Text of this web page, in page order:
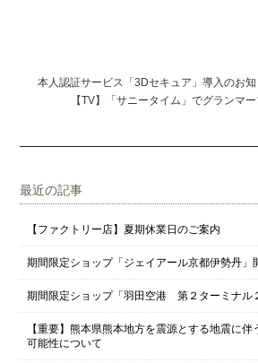
最近の記事
【ファクトリー店】夏期休業日のご案内
期間限定ショップ「ジェイアール京都伊勢丹」
期間限定ショップ「羽田空港 第２ターミナル
【重要】熊本県熊本地方を震源とする地震に
可能性について
本人認証サービス「3Dセキュア」導入のお
【TV】「サニータイム」でグランマ